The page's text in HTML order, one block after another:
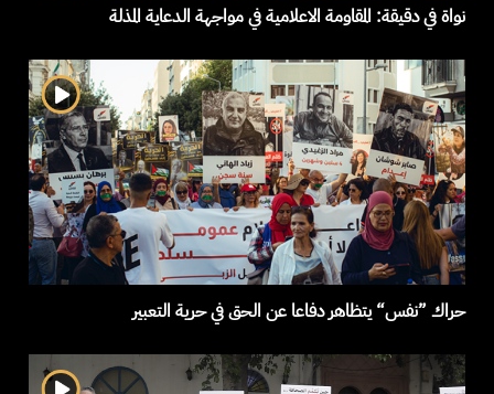
نواة في دقيقة: المقاومة الاعلامية في مواجهة الدعاية المذلة
حراك ”نفس“ يتظاهر دفاعا عن الحق في حرية التعبير